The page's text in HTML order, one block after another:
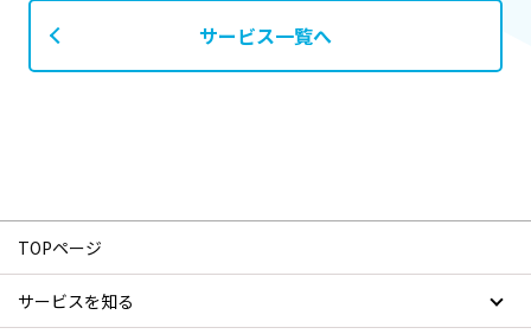
契約いただく場合、Biz CAMPUS OnlineまたはBiz
一時利用サービスとしてBiz CAMPUS Basicを利用する
場合、サービス内容は、お申し込みされた研修受講の
みとなります。
同業の方のお申し込みは、ご遠慮いただいておりま
サービス一覧へ
TOPページ
サービスを知る